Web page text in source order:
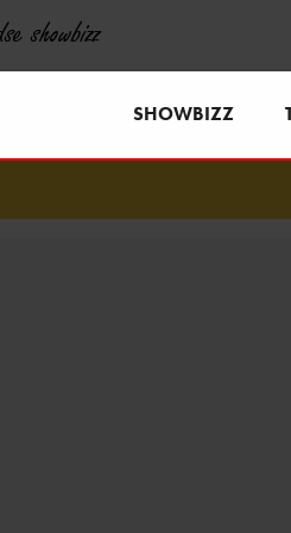
showbizz
SHOWBIZZ